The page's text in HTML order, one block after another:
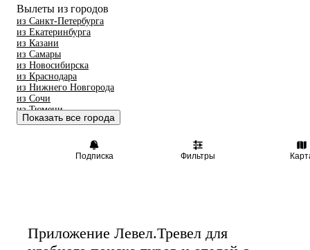
Подписка Фильтры
Грузия
Индонезия
Армения
Сейшелы
Азербайджан
Маврикий
Япония
Кипр
Венесуэла
Саудовская Аравия
Вылеты из городов
из Санкт-Петербурга
из Екатеринбурга
из Казани
из Самары
из Новосибирска
из Краснодара
из Нижнего Новгорода
из Сочи
из Тюмени
из Челябинска
Показать все города
Приложение Левел.Тревел для